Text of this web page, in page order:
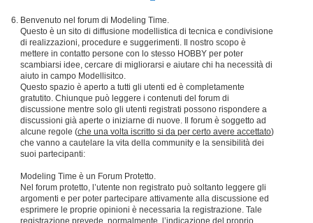
Benvenuto nel forum di Modeling Time.
Questo è un sito di diffusione modellistica di tecnica e condivisione
di realizzazioni, procedure e suggerimenti. Il nostro scopo è
mettere in contatto persone con lo stesso HOBBY per poter
scambiarsi idee, cercare di migliorarsi e aiutare chi ha necessità di
aiuto in campo Modellisitco.
Questo spazio è aperto a tutti gli utenti ed è completamente
gratutito. Chiunque può leggere i contenuti del forum di
discussione mentre solo gli utenti registrati possono rispondere a
discussioni già aperte o iniziarne di nuove. Il forum è soggetto ad
alcune regole (che una volta iscritto si da per certo avere accettato)
che vanno a cautelare la vita della community e la sensibilità dei
suoi partecipanti:
Modeling Time è un Forum Protetto.
Nel forum protetto, l’utente non registrato può soltanto leggere gli
argomenti e per poter partecipare attivamente alla discussione ed
esprimere le proprie opinioni è necessaria la registrazione. Tale
registrazione prevede, normalmente, l’indicazione del proprio